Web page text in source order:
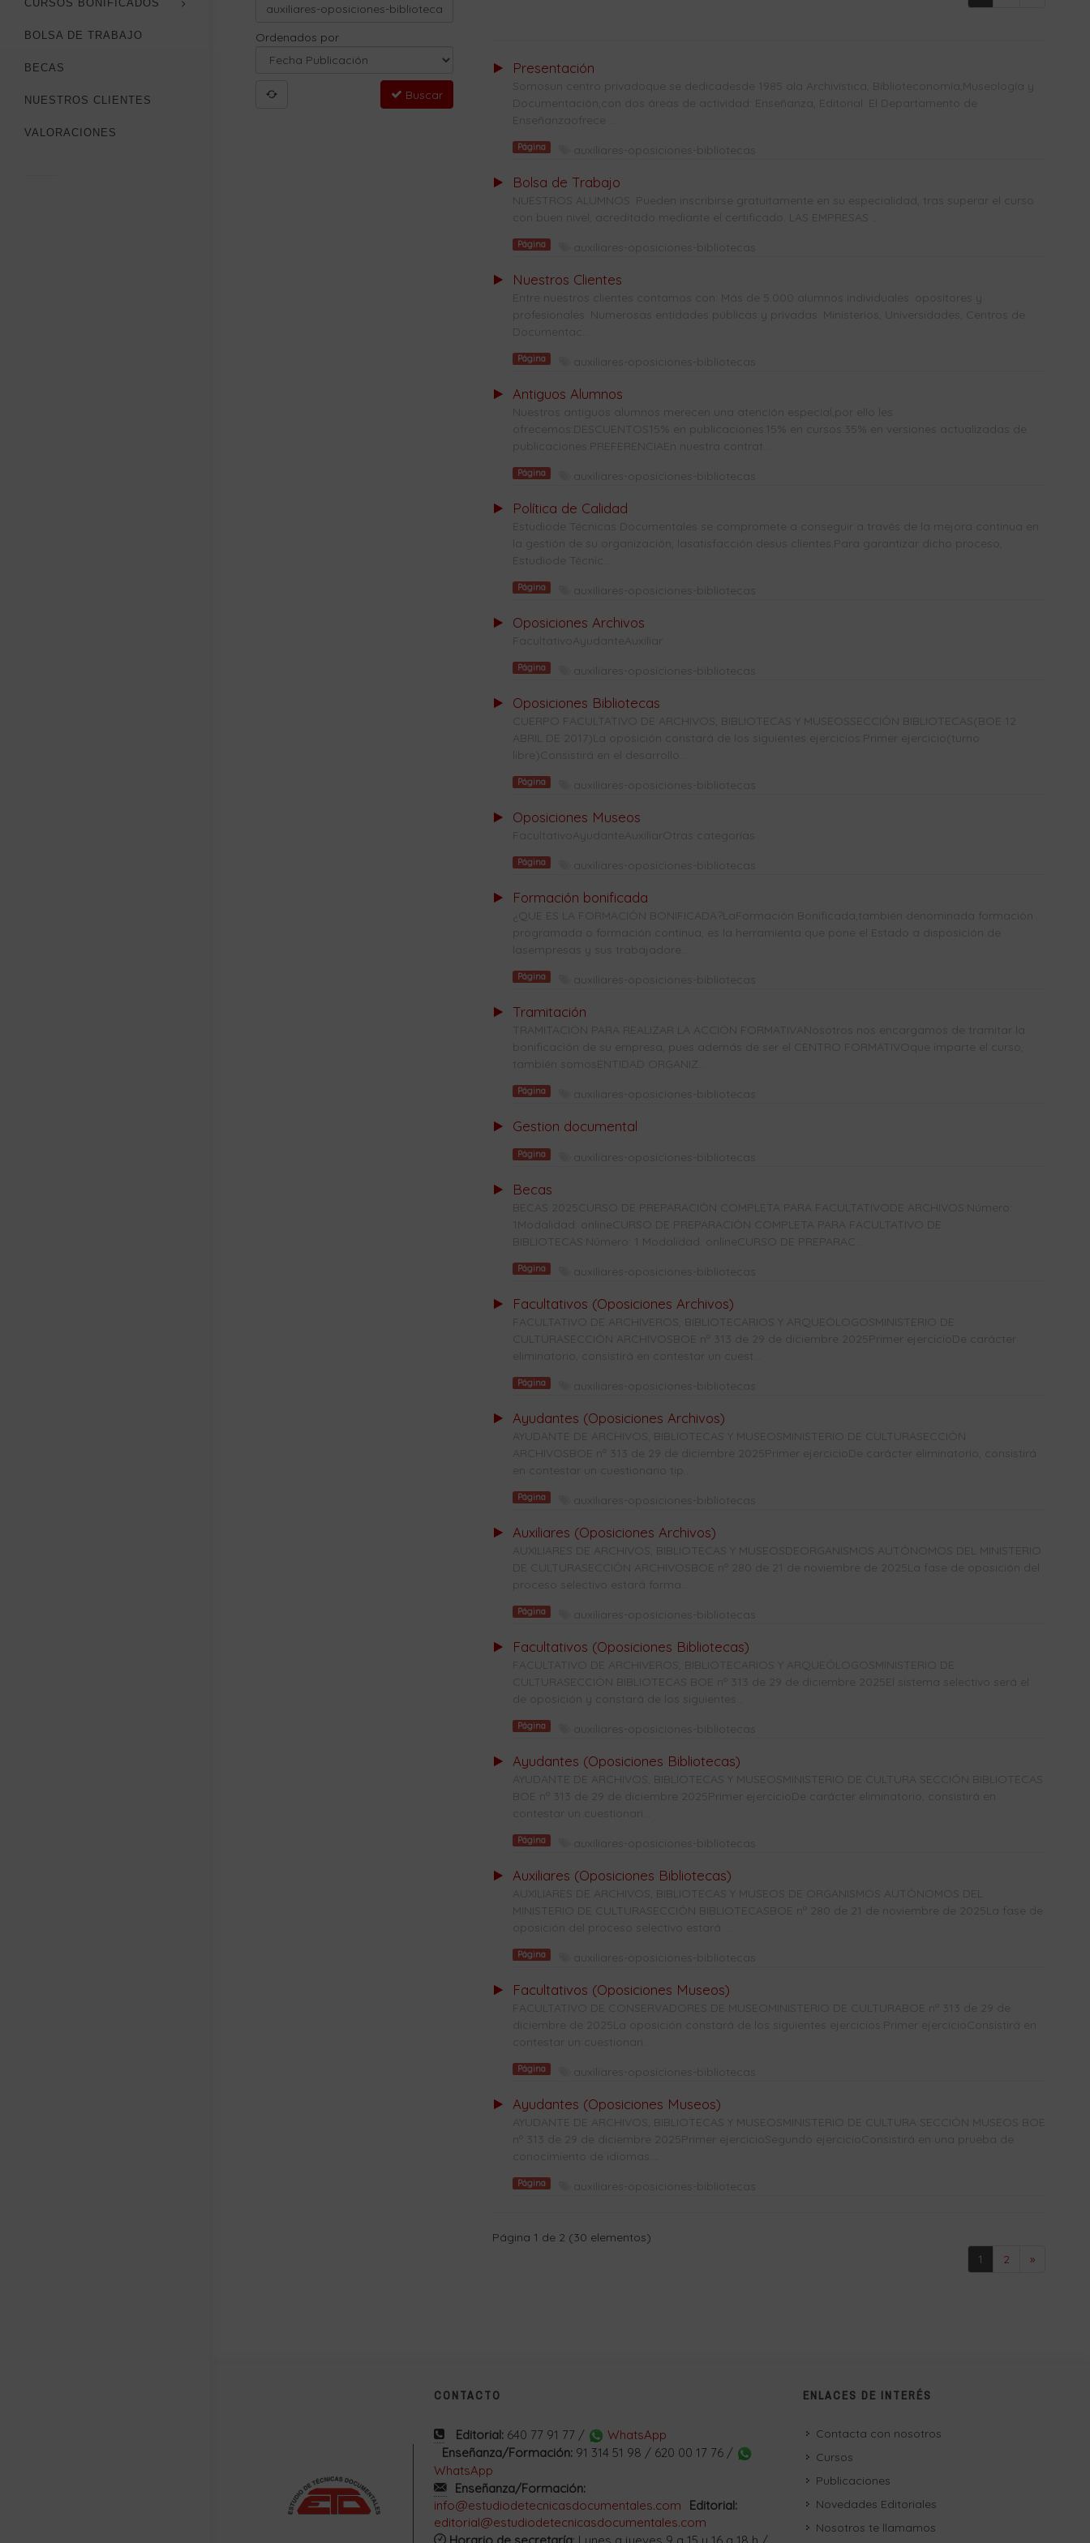
CURSOS BONIFICADOS
BOLSA DE TRABAJO
BECAS
NUESTROS CLIENTES
VALORACIONES
Ordenados por
Buscar
Presentación
Somosun centro privadoque se dedicadesde 1985 ala Archivística, Biblioteconomía,Museología y
Documentación,con dos áreas de actividad: Enseñanza, Editorial. El Departamento de
Enseñanzaofrece ...
Página auxiliares-oposiciones-bibliotecas
Bolsa de Trabajo
NUESTROS ALUMNOS: Pueden inscribirse gratuitamente en su especialidad, tras superar el curso
con buen nivel, acreditado mediante el certificado. LAS EMPRESAS ...
Página auxiliares-oposiciones-bibliotecas
Nuestros Clientes
Entre nuestros clientes contamos con: Más de 5.000 alumnos individuales: opositores y
profesionales. Numerosas entidades públicas y privadas: Ministerios, Universidades, Centros de
Documentac...
Página auxiliares-oposiciones-bibliotecas
Antiguos Alumnos
Nuestros antiguos alumnos merecen una atención especial,por ello les
ofrecemos:DESCUENTOS15% en publicaciones.15% en cursos.35% en versiones actualizadas de
publicaciones.PREFERENCIAEn nuestra contrat...
Página auxiliares-oposiciones-bibliotecas
Política de Calidad
Estudiode Técnicas Documentales se compromete a conseguir a través de la mejora continua en
la gestión de su organización, lasatisfacción desus clientes.Para garantizar dicho proceso,
Estudiode Técnic...
Página auxiliares-oposiciones-bibliotecas
Oposiciones Archivos
FacultativoAyudanteAuxiliar
Página auxiliares-oposiciones-bibliotecas
Oposiciones Bibliotecas
CUERPO FACULTATIVO DE ARCHIVOS, BIBLIOTECAS Y MUSEOSSECCIÓN BIBLIOTECAS(BOE 12
ABRIL DE 2017)La oposición constará de los siguientes ejercicios:Primer ejercicio(turno
libre)Consistirá en el desarrollo...
Página auxiliares-oposiciones-bibliotecas
Oposiciones Museos
FacultativoAyudanteAuxiliarOtras categorías
Página auxiliares-oposiciones-bibliotecas
Formación bonificada
¿QUE ES LA FORMACIÓN BONIFICADA?LaFormación Bonificada,también denominada formación
programada o formación continua, es la herramienta que pone el Estado a disposición de
lasempresas y sus trabajadore...
Página auxiliares-oposiciones-bibliotecas
Tramitación
TRAMITACIÓN PARA REALIZAR LA ACCIÓN FORMATIVANosotros nos encargamos de tramitar la
bonificación de su empresa, pues además de ser el CENTRO FORMATIVOque imparte el curso,
también somosENTIDAD ORGANIZ...
Página auxiliares-oposiciones-bibliotecas
Gestion documental
Página auxiliares-oposiciones-bibliotecas
Becas
BECAS 2025CURSO DE PREPARACIÓN COMPLETA PARA FACULTATIVODE ARCHIVOS:Número:
1Modalidad: onlineCURSO DE PREPARACIÓN COMPLETA PARA FACULTATIVO DE
BIBLIOTECAS:Número: 1 Modalidad: onlineCURSO DE PREPARAC...
Página auxiliares-oposiciones-bibliotecas
Facultativos (Oposiciones Archivos)
FACULTATIVO DE ARCHIVEROS, BIBLIOTECARIOS Y ARQUEÓLOGOSMINISTERIO DE
CULTURASECCIÓN ARCHIVOSBOE nº 313 de 29 de diciembre 2025Primer ejercicioDe carácter
eliminatorio, consistirá en contestar un cuest...
Página auxiliares-oposiciones-bibliotecas
Ayudantes (Oposiciones Archivos)
AYUDANTE DE ARCHIVOS, BIBLIOTECAS Y MUSEOSMINISTERIO DE CULTURASECCIÓN
ARCHIVOSBOE nº 313 de 29 de diciembre 2025Primer ejercicioDe carácter eliminatorio, consistirá
en contestar un cuestionario tip...
Página auxiliares-oposiciones-bibliotecas
Auxiliares (Oposiciones Archivos)
AUXILIARES DE ARCHIVOS, BIBLIOTECAS Y MUSEOSDEORGANISMOS AUTÓNOMOS DEL MINISTERIO
DE CULTURASECCIÓN ARCHIVOSBOE nº 280 de 21 de noviembre de 2025La fase de oposición del
proceso selectivo estará forma...
Página auxiliares-oposiciones-bibliotecas
Facultativos (Oposiciones Bibliotecas)
FACULTATIVO DE ARCHIVEROS, BIBLIOTECARIOS Y ARQUEÓLOGOSMINISTERIO DE
CULTURASECCIÓN BIBLIOTECAS BOE nº 313 de 29 de diciembre 2025El sistema selectivo será el
de oposición y constará de los siguientes...
Página auxiliares-oposiciones-bibliotecas
Ayudantes (Oposiciones Bibliotecas)
AYUDANTE DE ARCHIVOS, BIBLIOTECAS Y MUSEOSMINISTERIO DE CULTURA SECCIÓN BIBLIOTECAS
BOE nº 313 de 29 de diciembre 2025Primer ejercicioDe carácter eliminatorio, consistirá en
contestar un cuestionari...
Página auxiliares-oposiciones-bibliotecas
Auxiliares (Oposiciones Bibliotecas)
AUXILIARES DE ARCHIVOS, BIBLIOTECAS Y MUSEOS DE ORGANISMOS AUTÓNOMOS DEL
MINISTERIO DE CULTURASECCIÓN BIBLIOTECASBOE nº 280 de 21 de noviembre de 2025La fase de
oposición del proceso selectivo estará ...
Página auxiliares-oposiciones-bibliotecas
Facultativos (Oposiciones Museos)
FACULTATIVO DE CONSERVADORES DE MUSEOMINISTERIO DE CULTURABOE nº 313 de 29 de
diciembre de 2025La oposición constará de los siguientes ejercicios:Primer ejercicioConsistirá en
contestar un cuestionari...
Página auxiliares-oposiciones-bibliotecas
Ayudantes (Oposiciones Museos)
AYUDANTE DE ARCHIVOS, BIBLIOTECAS Y MUSEOSMINISTERIO DE CULTURA SECCIÓN MUSEOS BOE
nº 313 de 29 de diciembre 2025Primer ejercicioSegundo ejercicioConsistirá en una prueba de
conocimiento de idiomas....
Página auxiliares-oposiciones-bibliotecas
Página 1 de 2 (30 elementos)
1
2 »
CONTACTO
Editorial: 640 77 91 77 /
WhatsApp
Enseñanza/Formación: 91 314 51 98 / 620 00 17 76 /
WhatsApp
Enseñanza/Formación:
info@estudiodetecnicasdocumentales.com
Editorial:
editorial@estudiodetecnicasdocumentales.com
ENLACES DE INTERÉS
Contacta con nosotros
Cursos
Publicaciones
Novedades Editoriales
Nosotros te llamamos